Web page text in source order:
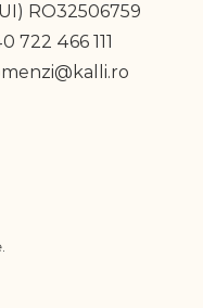
RO32506759
722 466 111